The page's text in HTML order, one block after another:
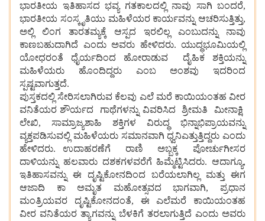
ಭಾರತೀಯ ಇತಿಹಾಸದ ಭವ್ಯ ಗತಕಾಲದಲ್ಲಿ ನಾವು ಸಾಗಿ ಬಂದರೆ,
ಭಾರತೀಯ ಸಂಸ್ಕೃತಿಯು ಮಹಿಳೆಯರ ಕಾರ್ಯವನ್ನು ಆಚರಿಸುತ್ತಿತ್ತು,
ಅಲ್ಲಿ ಲಿಂಗ ತಾರತಮ್ಯಕ್ಕೆ ಆಸ್ಪದ ಇರಲಿಲ್ಲ ಎಂಬುದನ್ನು ನಾವು
ಕಾಣಬಹುದಾಗಿದೆ ಎಂದು ಅವರು ಹೇಳಿದರು. ಯುದ್ಧಭೂಮಿಯಲ್ಲಿ
ಯೋಧರಂತೆ ಧೈರ್ಯದಿಂದ ಹೋರಾಡುವ ದೈಹಿಕ ಶಕ್ತಿಯನ್ನು
ಮಹಿಳೆಯರು ಹೊಂದಿದ್ದರು ಎಂಬ ಅಂಶವು ಇದರಿಂದ
ಸ್ಪಷ್ಟವಾಗುತ್ತದೆ.
ಪುಸ್ತಕದಲ್ಲಿ ಸೇರಿಸಲಾಗಿರುವ ಕೆಲವು ಎಲೆ ಮರೆ ಕಾಯಿಯಂತಹ ವೀರ
ವನಿತೆಯರ ಶೌರ್ಯದ ಗಾಥೆಗಳನ್ನು ವಿವರಿಸಿದ ಶ್ರೀಮತಿ ಮೀನಾಕ್ಷಿ
ಲೇಖಿ, ಸಾಮ್ರಾಜ್ಯಶಾಹಿ ಶಕ್ತಿಗಳ ವಿರುದ್ಧ ಭಿನ್ನಾಭಿಪ್ರಾಯವನ್ನು
ವ್ಯಕ್ತಪಡಿಸುವಲ್ಲಿ ಮಹಿಳೆಯರು ಸಮಾನವಾಗಿ ಧ್ವನಿಎತ್ತುತ್ತಿದ್ದರು ಎಂದು
ಹೇಳಿದರು. ಉದಾಹರಣೆಗೆ ರಾಣಿ ಅಬ್ಬಕ್ಕ ಪೋರ್ಚುಗೀಸರ
ದಾಳಿಯನ್ನು ಹಲವಾರು ದಶಕಗಳವರೆಗೆ ಹಿಮ್ಮೆಟ್ಟಿಸಿದರು. ಆದಾಗ್ಯೂ,
ಇತಿಹಾಸವನ್ನು ಈ ದೃಷ್ಟಿಕೋನದಿಂದ ಬರೆಯಲಾಗಿಲ್ಲ ಮತ್ತು ಈಗ
ಆಜಾದಿ ಕಾ ಅಮೃತ ಮಹೋತ್ಸವದ ಭಾಗವಾಗಿ, ಪ್ರಧಾನ
ಮಂತ್ರಿಯವರ ದೃಷ್ಟಿಕೋನದಂತೆ, ಈ ಎಲೆಮರೆ ಕಾಯಿಯಂತಹ
ವೀರ ವನಿತೆಯರ ತ್ಯಾಗವನ್ನು ಬೆಳಕಿಗೆ ತರಲಾಗುತ್ತಿದೆ ಎಂದು ಅವರು